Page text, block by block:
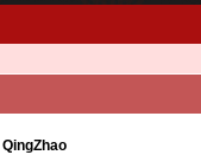
QingZhao